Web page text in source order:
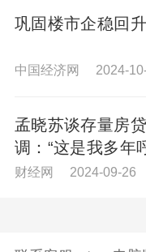
巩固楼市企稳回
中国经济网 2024-
孟晓苏谈存量房
调：“这是我多年
民是好事”
财经网 2024-09-26